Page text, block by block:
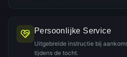
Persoonlijke Service
Uitgebreide instructie bij
tijdens de tocht.